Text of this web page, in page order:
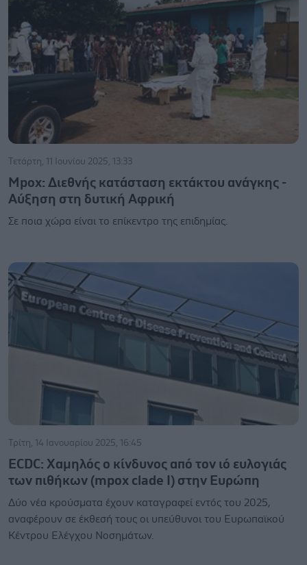
Τετάρτη, 11 Ιουνίου 2025, 13:33
Μpox: Διεθνής κατάσταση εκτάκτου ανάγκης -
Αύξηση στη δυτική Αφρική
Σε ποια χώρα είναι το επίκεντρο της επιδημίας.
Τρίτη, 14 Ιανουαρίου 2025, 16:45
ECDC: Χαμηλός ο κίνδυνος από τον ιό ευλογιάς
των πιθήκων (mpox clade I) στην Ευρώπη
Δύο νέα κρούσματα έχουν καταγραφεί εντός του 2025,
αναφέρουν σε έκθεσή τους οι υπεύθυνοι του Ευρωπαϊκού
Κέντρου Ελέγχου Νοσημάτων.